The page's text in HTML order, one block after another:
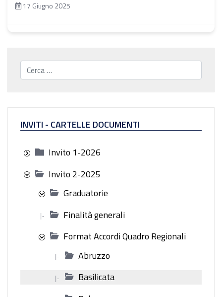
17 Giugno 2025
Cerca...
INVITI - CARTELLE DOCUMENTI
Invito 1-2026
Invito 2-2025
Graduatorie
|-
Finalità generali
Format Accordi Quadro Regionali
|- Abruzzo
|- Basilicata